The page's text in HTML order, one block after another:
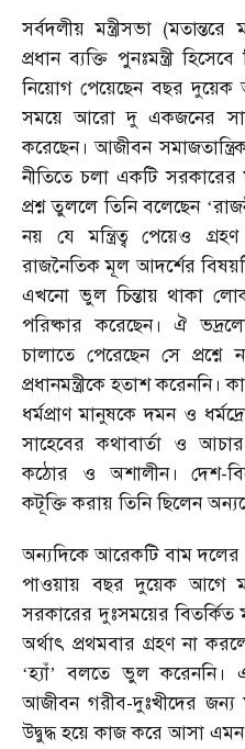
সর্বদলীয় মন্ত্রীসভা
প্রধান ব্যক্তি পুনঃমন্ত্রী
নিয়োগ পেয়েছেন বছর
সময়ে আরো দু একজনের
করেছেন। আজীবন
নীতিতে চলা একটি সরকারের
প্রশ্ন তুললে তিনি বলেছেন ‘
নয় যে মন্ত্রিত্ব পেয়েও
রাজনৈতিক মূল আদর্শের
এখনো ভুল চিন্তায় থাকা
পরিষ্কার করেছেন। ঐ
চালাতে পেরেছেন সে
প্রধানমন্ত্রীকে হতাশ
ধর্মপ্রাণ মানুষকে দমন ও
সাহেবের কথাবার্তা ও
কঠোর ও অশালীন। দেশ-
কটূক্তি করায় তিনি ছিলেন
অন্যদিকে আরেকটি বাম দলের
পাওয়ায় বছর দুয়েক আগে
সরকারের দুঃসময়ের বিতর্কিত
অর্থাৎ প্রথমবার গ্রহণ না
‘হ্যাঁ’ বলতে ভুল করেননি।
আজীবন গরীব-দুঃখীদের জন্য
উদ্বুদ্ধ হয়ে কাজ করে আসা এমন